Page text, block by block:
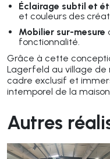
Éclairage subtil et
et couleurs des
Mobilier sur-mesure
fonctionnalité.
Grâce à cette
Lagerfeld au village de
cadre exclusif et
intemporel de la
Autres